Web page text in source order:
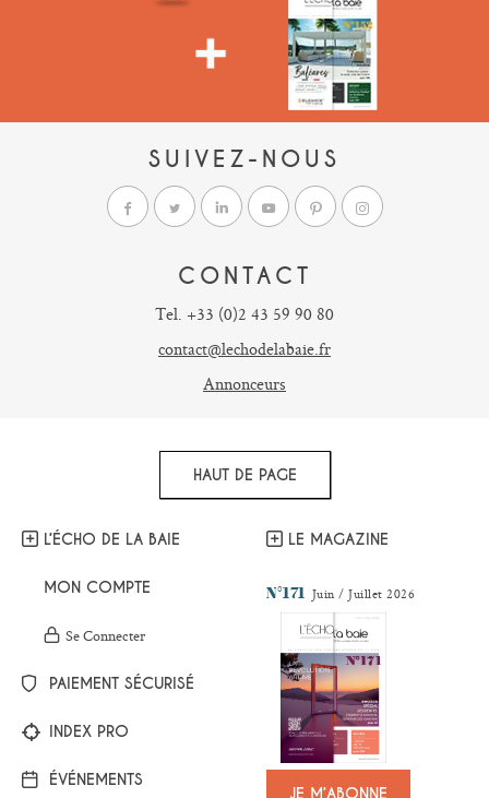
SUIVEZ-NOUS
CONTACT
Tel. +33 (0)2 43 59 90 80
contact@lechodelabaie.fr
Annonceurs
HAUT DE PAGE
L’ÉCHO DE LA BAIE
MON COMPTE
Se Connecter
PAIEMENT SÉCURISÉ
INDEX PRO
ÉVÉNEMENTS
LE MAGAZINE
N°171 Juin / Juillet 2026
JE M’ABONNE